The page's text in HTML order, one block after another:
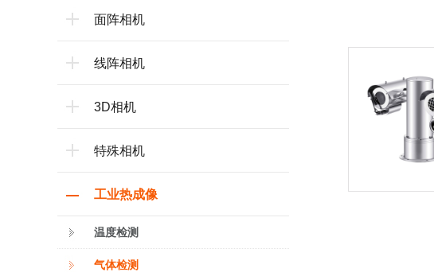
面阵相机
线阵相机
3D相机
特殊相机
工业热成像
温度检测
气体检测